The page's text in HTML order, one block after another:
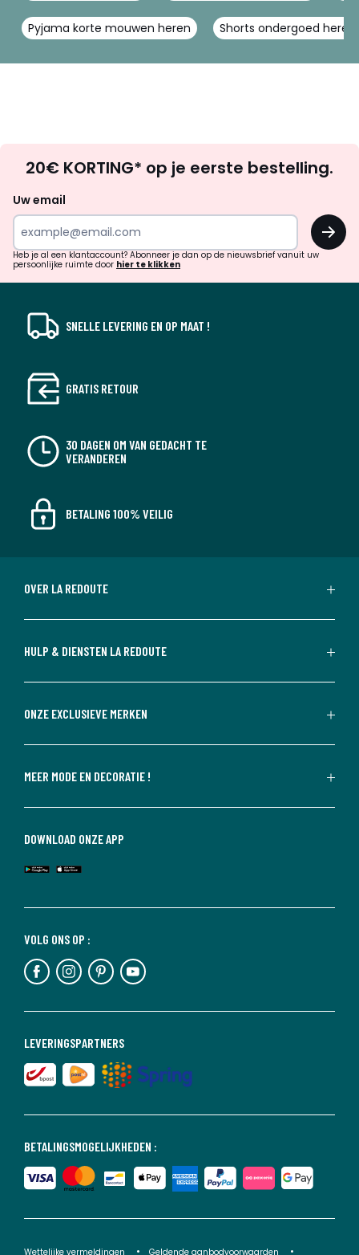
Pyjama korte mouwen heren Shorts ondergoed heren
zoek
inspiratie
verrassingen?
20€ KORTING* op je eerste bestelling.
Uw email
OK
Heb je al een klantaccount? Abonneer je dan op de nieuwsbrief vanuit uw
persoonlijke ruimte door hier te klikken
SNELLE LEVERING EN OP MAAT !
GRATIS RETOUR
30 DAGEN OM VAN GEDACHT TE
VERANDEREN
BETALING 100% VEILIG
OVER LA REDOUTE
HULP & DIENSTEN LA REDOUTE
ONZE EXCLUSIEVE MERKEN
MEER MODE EN DECORATIE !
BETALINGSMOGELIJKHEDEN :
LEVERINGSPARTNERS
VOLG ONS OP :
DOWNLOAD ONZE APP
Wettelijke vermeldingen Geldende aanbodvoorwaarden